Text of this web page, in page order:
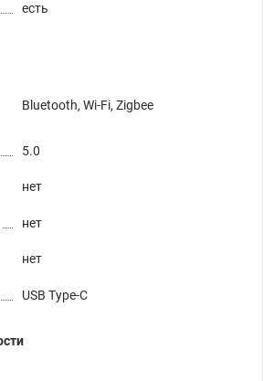
есть
Bluetooth, Wi-Fi, Zigbee
5.0
нет
нет
нет
USB Type-C